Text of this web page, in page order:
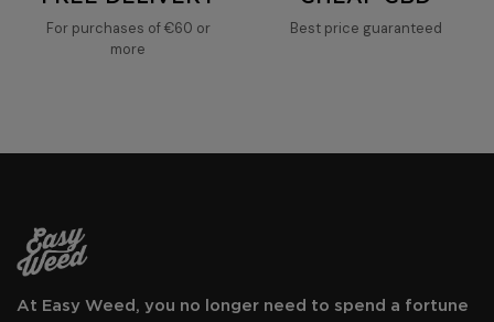
For purchases of €60 or
more
Best price guaranteed
At Easy Weed, you no longer need to spend a fortune